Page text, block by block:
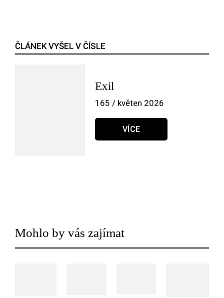
ČLÁNEK VYŠEL V ČÍSLE
Exil
165 / květen 2026
VÍCE
Mohlo by vás zajímat